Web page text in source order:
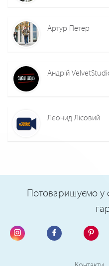
Артур Петер
Андрій
Леонид Лiсовий
Потоваришуємо у